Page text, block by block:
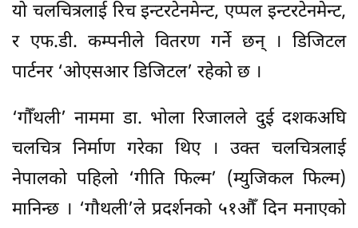
यो चलचित्रलाई रिच इन्टरटेनमेन्ट, एप्पल इन्टरटेनमेन्ट,
र एफ.डी. कम्पनीले वितरण गर्ने छन् । डिजिटल
पार्टनर ‘ओएसआर डिजिटल’ रहेको छ ।
‘गौँथली’ नाममा डा. भोला रिजालले दुई दशकअघि
चलचित्र निर्माण गरेका थिए । उक्त चलचित्रलाई
नेपालको पहिलो ‘गीति फिल्म’ (म्युजिकल फिल्म)
मानिन्छ । ‘गौथली’ले प्रदर्शनको ५१औँ दिन मनाएको